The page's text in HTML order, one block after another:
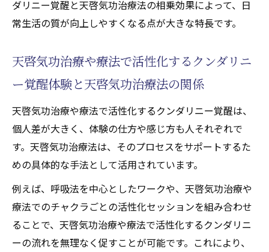
ダリニー覚醒と天啓気功治療法の相乗効果によって、日
常生活の質が向上しやすくなる点が大きな特長です。
天啓気功治療や療法で活性化するクンダリニ
ー覚醒体験と天啓気功治療法の関係
天啓気功治療や療法で活性化するクンダリニー覚醒は、
個人差が大きく、体験の仕方や感じ方も人それぞれで
す。天啓気功治療法は、そのプロセスをサポートするた
めの具体的な手法として活用されています。
例えば、呼吸法を中心としたワークや、天啓気功治療や
療法でのチャクラごとの活性化セッションを組み合わせ
ることで、天啓気功治療や療法で活性化するクンダリニ
ーの流れを無理なく促すことが可能です。これにより、